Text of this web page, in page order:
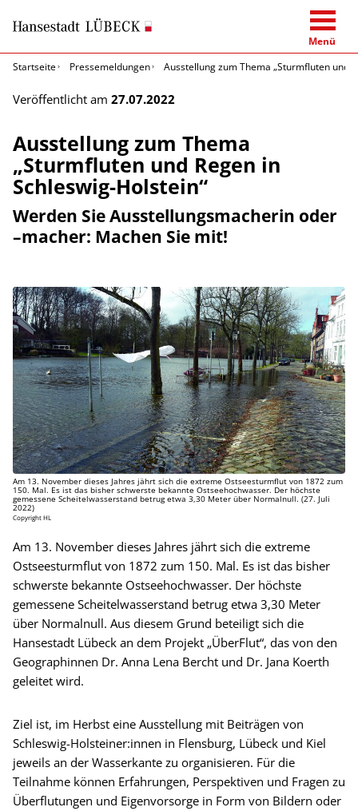
Menü
Startseite
Pressemeldungen Ausstellung zum Thema „Sturmfluten und
Veröffentlicht am 27.07.2022
Ausstellung zum Thema
„Sturmfluten und Regen in
Schleswig-Holstein“
Werden Sie Ausstellungsmacherin oder
–macher: Machen Sie mit!
Am 13. November dieses Jahres jährt sich die extreme Ostseesturmflut von 1872 zum
150. Mal. Es ist das bisher schwerste bekannte Ostseehochwasser. Der höchste
gemessene Scheitelwasserstand betrug etwa 3,30 Meter über Normalnull. (27. Juli
2022)
Copyright HL
Am 13. November dieses Jahres jährt sich die extreme
Ostseesturmflut von 1872 zum 150. Mal. Es ist das bisher
schwerste bekannte Ostseehochwasser. Der höchste
gemessene Scheitelwasserstand betrug etwa 3,30 Meter
über Normalnull. Aus diesem Grund beteiligt sich die
Hansestadt Lübeck an dem Projekt „ÜberFlut“, das von den
Geographinnen Dr. Anna Lena Bercht und Dr. Jana Koerth
geleitet wird.
Ziel ist, im Herbst eine Ausstellung mit Beiträgen von
Schleswig-Holsteiner:innen in Flensburg, Lübeck und Kiel
jeweils an der Wasserkante zu organisieren. Für die
Teilnahme können Erfahrungen, Perspektiven und Fragen zu
Überflutungen und Eigenvorsorge in Form von Bildern oder